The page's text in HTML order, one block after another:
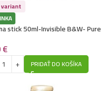
stick 50ml-Invisible B&W- Pure
€
PRIDAŤ DO KOŠÍKA